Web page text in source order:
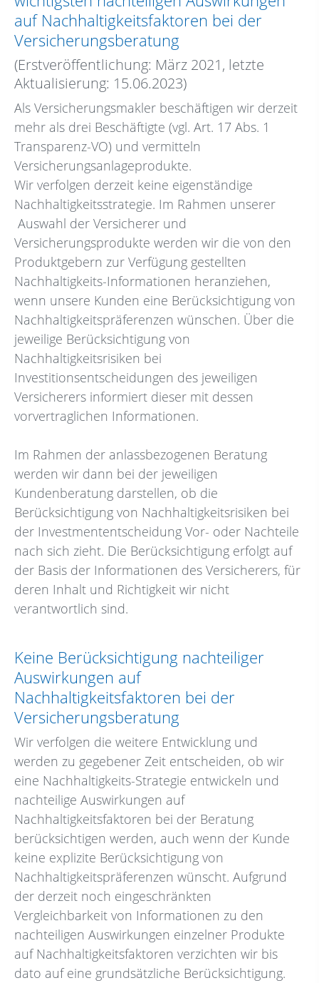
auf Nachhaltigkeitsfaktoren bei der
Versicherungsberatung
(Erstveröffentlichung: März 2021, letzte
Aktualisierung: 15.06.2023)
Als Versicherungsmakler beschäftigen wir derzeit
mehr als drei Beschäftigte (vgl. Art. 17 Abs. 1
Transparenz-VO) und vermitteln
Versicherungsanlageprodukte.
Wir verfolgen derzeit keine eigenständige
Nachhaltigkeitsstrategie. Im Rahmen unserer
Auswahl der Versicherer und
Versicherungsprodukte werden wir die von den
Produktgebern zur Verfügung gestellten
Nachhaltigkeits-Informationen heranziehen,
wenn unsere Kunden eine Berücksichtigung von
Nachhaltigkeitspräferenzen wünschen. Über die
jeweilige Berücksichtigung von
Nachhaltigkeitsrisiken bei
Investitionsentscheidungen des jeweiligen
Versicherers informiert dieser mit dessen
vorvertraglichen Informationen.
Im Rahmen der anlassbezogenen Beratung
werden wir dann bei der jeweiligen
Kundenberatung darstellen, ob die
Berücksichtigung von Nachhaltigkeitsrisiken bei
der Investmententscheidung Vor- oder Nachteile
nach sich zieht. Die Berücksichtigung erfolgt auf
der Basis der Informationen des Versicherers, für
deren Inhalt und Richtigkeit wir nicht
verantwortlich sind.
Keine Berücksichtigung nachteiliger
Auswirkungen auf
Nachhaltigkeitsfaktoren bei der
Versicherungsberatung
Wir verfolgen die weitere Entwicklung und
werden zu gegebener Zeit entscheiden, ob wir
eine Nachhaltigkeits-Strategie entwickeln und
nachteilige Auswirkungen auf
Nachhaltigkeitsfaktoren bei der Beratung
berücksichtigen werden, auch wenn der Kunde
keine explizite Berücksichtigung von
Nachhaltigkeitspräferenzen wünscht. Aufgrund
der derzeit noch eingeschränkten
Vergleichbarkeit von Informationen zu den
nachteiligen Auswirkungen einzelner Produkte
auf Nachhaltigkeitsfaktoren verzichten wir bis
dato auf eine grundsätzliche Berücksichtigung.